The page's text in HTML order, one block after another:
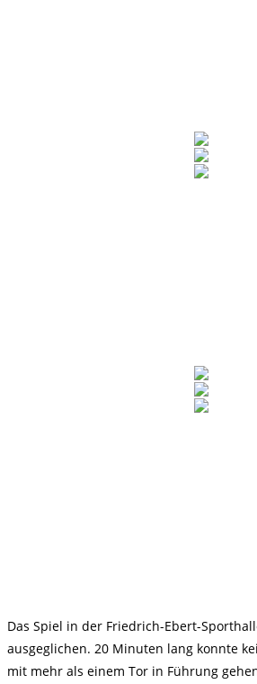
Das Spiel in der Friedrich-Ebert-
ausgeglichen. 20 Minuten lang konnte
mit mehr als einem Tor in Führung